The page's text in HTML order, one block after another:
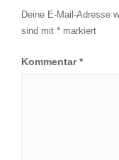
Deine E-Mail-Adresse
sind mit * markiert
Kommentar*